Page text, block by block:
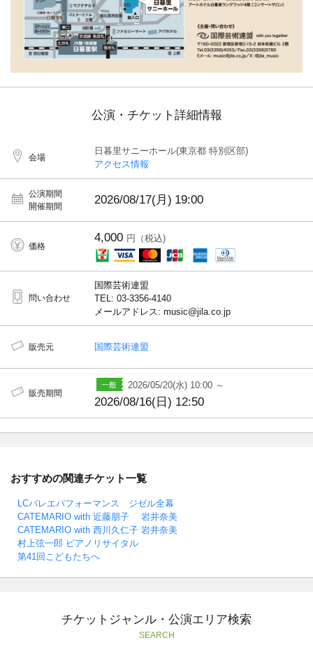
公演・チケット詳細情報
会場
日暮里サニーホール(東京都 特別区部)
アクセス情報
公演期間
開催期間
2026/08/17(月) 19:00
価格
4,000 円（税込)
問い合わせ
国際芸術連盟
TEL: 03-3356-4140
メールアドレス: music@jila.co.jp
販売元 国際芸術連盟
販売期間
2026/05/20(水) 10:00 ～
2026/08/16(日) 12:50
おすすめの関連チケット一覧
LCバレエパフォーマンス ジゼル全幕
CATEMARIO with 近藤朋子 岩井奈美
CATEMARIO with 西川久仁子 岩井奈美
村上弦一郎 ピアノリサイタル
第41回こどもたちへ
チケットジャンル・公演エリア検索
SEARCH